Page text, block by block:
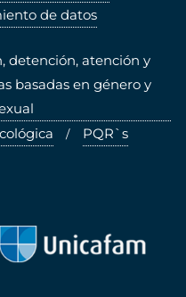
de datos
detención, atención y
basadas en género y
PQR`s